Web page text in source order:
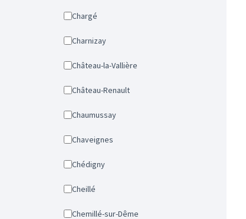
Chargé
Charnizay
Château-la-Vallière
Château-Renault
Chaumussay
Chaveignes
Chédigny
Cheillé
Chemillé-sur-Dême